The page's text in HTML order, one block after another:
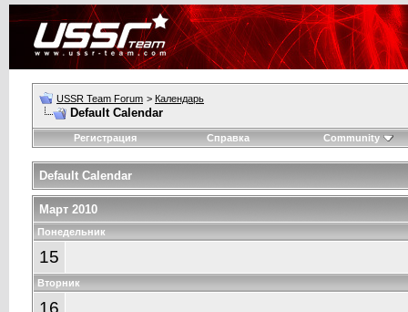
USSR Team Forum > Календарь
Default Calendar
Регистрация Справка Community
Default Calendar
Март 2010
Понедельник
15
Вторник
16